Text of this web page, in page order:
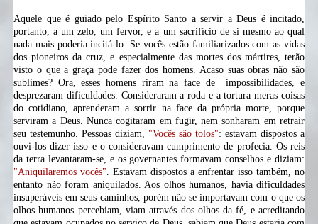
Aquele que é guiado pelo Espírito Santo a servir a Deus é incitado,
portanto, a um zelo, um fervor, e a um sacrifício de si mesmo ao qual
nada mais poderia incitá-lo. Se vocês estão familiarizados com as vidas
dos pioneiros da cruz, e especialmente das mortes dos mártires, terão
visto o que a graça pode fazer dos homens. Acaso suas obras não são
sublimes? Ora, esses homens riram na face de
impossibilidades, e
desprezaram dificuldades. Consideraram a roda e a tortura meras coisas
do cotidiano, aprenderam a sorrir na face da própria morte, porque
serviram a Deus. Nunca cogitaram em fugir, nem sonharam em retrair
seu testemunho. Pessoas diziam, "Vocês são tolos": estavam dispostos a
ouvi-los dizer isso e o consideravam cumprimento de profecia. Os reis
da terra levantaram-se, e os governantes formavam conselhos e diziam:
"Aniquilaremos vocês". Estavam dispostos a enfrentar isso também, no
entanto não foram aniquilados. Aos olhos humanos, havia dificuldades
insuperáveis em seus caminhos, porém não se importavam com o que os
olhos humanos percebiam, viam através dos olhos da fé, e acreditando